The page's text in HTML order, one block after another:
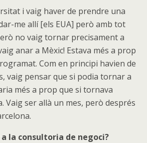
i vaig haver de prendre una
me allí [els EUA] però amb tot
no vaig tornar precisament a
anar a Mèxic! Estava més a prop
Com en principi havien de
vaig pensar que si podia tornar a
més a prop que si tornava
Vaig ser allà un mes, però després
la consultoria de negoci?